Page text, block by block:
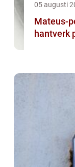
05 augusti
Mateus-
hantverk